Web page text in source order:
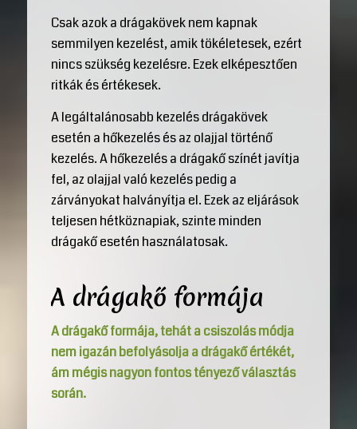
Csak azok a drágakövek nem kapnak
semmilyen kezelést, amik tökéletesek, ezért
nincs szükség kezelésre. Ezek elképesztően
ritkák és értékesek.
A legáltalánosabb kezelés drágakövek
esetén a hőkezelés és az olajjal történő
kezelés. A hőkezelés a drágakő színét javítja
fel, az olajjal való kezelés pedig a
zárványokat halványítja el. Ezek az eljárások
teljesen hétköznapiak, szinte minden
drágakő esetén használatosak.
A drágakő formája
A drágakő formája, tehát a csiszolás módja
nem igazán befolyásolja a drágakő értékét,
ám mégis nagyon fontos tényező választás
során.